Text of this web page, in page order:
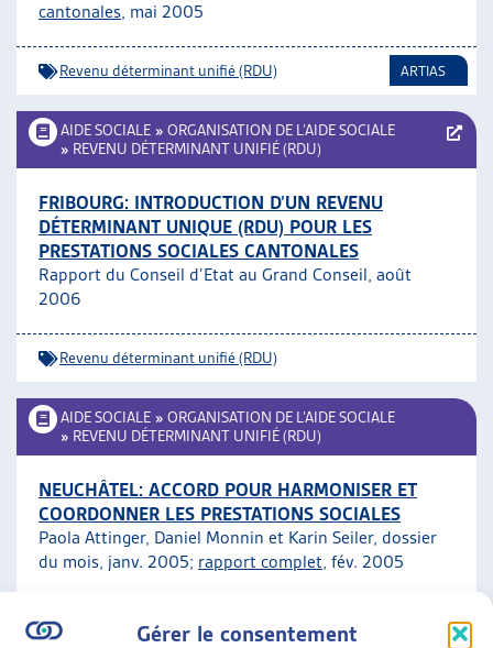
Gérer le consentement
cantonales, mai 2005
Revenu déterminant unifié (RDU) ARTIAS
AIDE SOCIALE » ORGANISATION DE L’AIDE SOCIALE
» REVENU DÉTERMINANT UNIFIÉ (RDU)
FRIBOURG: INTRODUCTION D’UN REVENU
DÉTERMINANT UNIQUE (RDU) POUR LES
PRESTATIONS SOCIALES CANTONALES
Rapport du Conseil d’Etat au Grand Conseil, août
2006
Revenu déterminant unifié (RDU)
AIDE SOCIALE » ORGANISATION DE L’AIDE SOCIALE
» REVENU DÉTERMINANT UNIFIÉ (RDU)
NEUCHÂTEL: ACCORD POUR HARMONISER ET
COORDONNER LES PRESTATIONS SOCIALES
Paola Attinger, Daniel Monnin et Karin Seiler, dossier
du mois, janv. 2005; rapport complet, fév. 2005
Revenu déterminant unifié (RDU)